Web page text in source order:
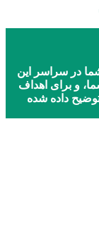
در سراسر این
و برای اهداف
داده شده